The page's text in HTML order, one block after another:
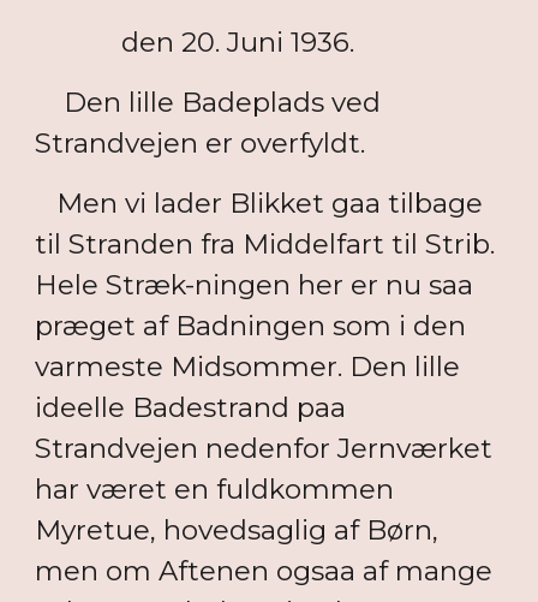
den 20. Juni 1936.
Den lille Badeplads ved
Strandvejen er overfyldt.
Men vi lader Blikket gaa tilbage
til Stranden fra Middelfart til Strib.
Hele Stræk-ningen her er nu saa
præget af Badningen som i den
varmeste Midsommer. Den lille
ideelle Badestrand paa
Strandvejen nedenfor Jernværket
har været en fuldkommen
Myretue, hovedsaglig af Børn,
men om Aftenen ogsaa af mange